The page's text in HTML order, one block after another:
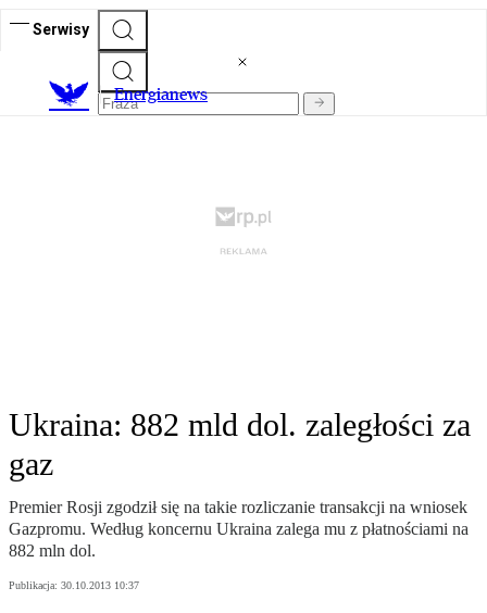
Serwisy
Energianews
Ukraina: 882 mld dol. zaległości za
gaz
Premier Rosji zgodził się na takie rozliczanie transakcji na wniosek
Gazpromu. Według koncernu Ukraina zalega mu z płatnościami na
882 mln dol.
Publikacja: 30.10.2013 10:37